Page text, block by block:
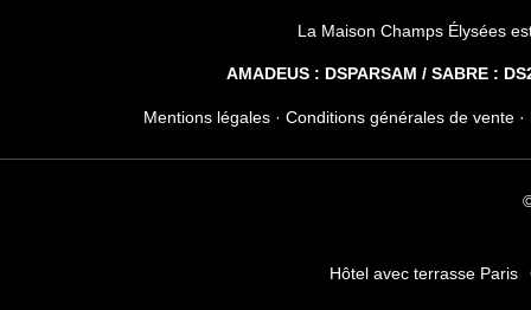
La Maison Champs Élysées
AMADEUS : DSPARSAM / SABRE :
Mentions légales · Conditions générales de vente ·
Hôtel avec terrasse Paris